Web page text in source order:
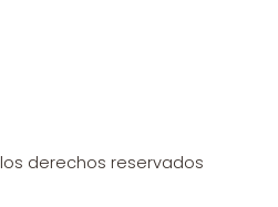
derechos reservados